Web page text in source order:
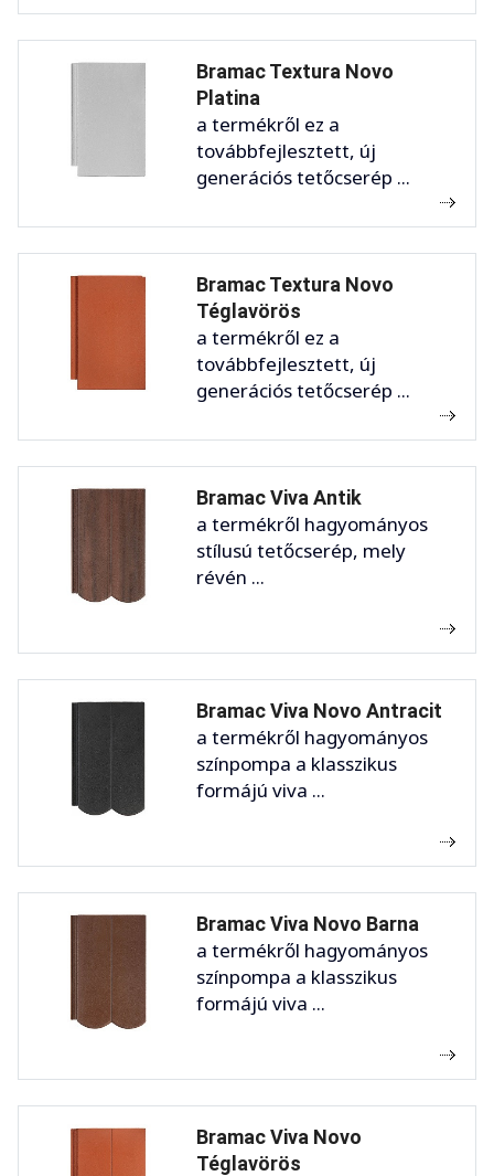
Bramac Textura Novo
Platina
a termékről ez a
továbbfejlesztett, új
generációs tetőcserép ...
Bramac Textura Novo
Téglavörös
a termékről ez a
továbbfejlesztett, új
generációs tetőcserép ...
Bramac Viva Antik
a termékről hagyományos
stílusú tetőcserép, mely
révén ...
Bramac Viva Novo Antracit
a termékről hagyományos
színpompa a klasszikus
formájú viva ...
Bramac Viva Novo Barna
a termékről hagyományos
színpompa a klasszikus
formájú viva ...
Bramac Viva Novo
Téglavörös